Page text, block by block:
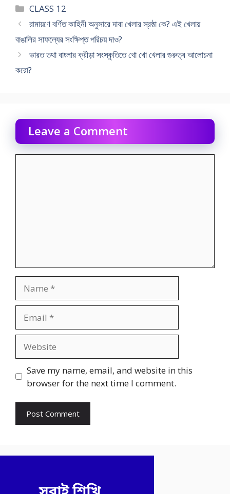
Categories
CLASS 12
রামায়ণে বর্ণিত কাহিনী অনুসারে দাবা খেলার স্রষ্ঠা কে? এই খেলায়
বাঙালির সাফল্যের সংক্ষিপ্ত পরিচয় দাও?
ভারত তথা বাংলার ক্রীড়া সংস্কৃতিতে খো খো খেলার গুরুত্ব আলোচনা
করো?
Leave a Comment
Save my name, email, and website in this
browser for the next time I comment.